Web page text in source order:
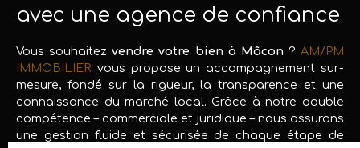
avec une agence de confiance
Vous souhaitezvendre votre bien à Mâcon? AM/PM
IMMOBILIER vous propose un accompagnement sur-
mesure, fondé sur la rigueur, la transparence et une
connaissance du marché local. Grâce à notre double
compétence – commerciale et juridique – nous assurons
une gestion fluide et sécurisée de chaque étape de